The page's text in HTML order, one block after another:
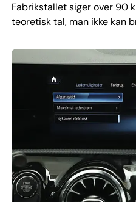
Fabrikstallet siger over 90
teoretisk tal, man ikke kan